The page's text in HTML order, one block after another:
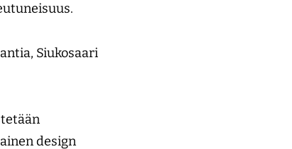
Siukosaari
design